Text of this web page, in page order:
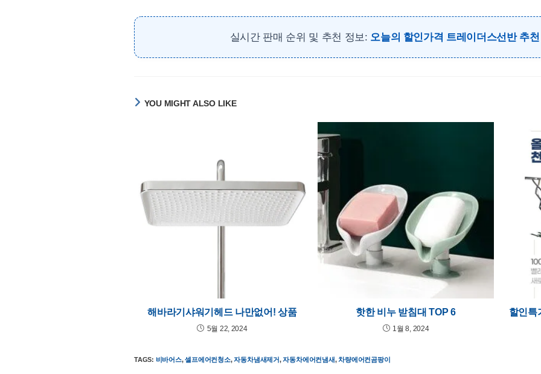
실시간 판매 순위 및 추천 정보: 오늘의 할인가격 트레이더스선반 추
YOU MIGHT ALSO LIKE
해바라기샤워기헤드 나만없어! 상품
5월 22, 2024
핫한 비누 받침대 TOP 6
1월 8, 2024
할인특
TAGS: 비바어스, 셀프에어컨청소, 자동차냄새제거, 자동차에어컨냄새, 차량에어컨곰팡이